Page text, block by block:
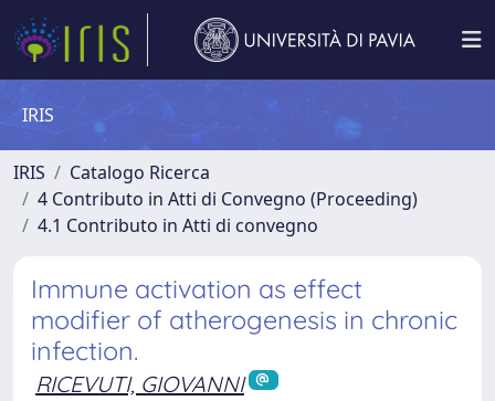
IRIS
IRIS
Catalogo Ricerca
4 Contributo in Atti di Convegno (Proceeding)
4.1 Contributo in Atti di convegno
Immune activation as effect
modifier of atherogenesis in chronic
infection.
RICEVUTI, GIOVANNI